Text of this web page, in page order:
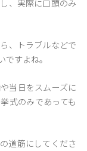
、実際に口頭のみ
、トラブルなどで
すよね。
当日をスムーズに
式のみであっても
道筋にしてくださ